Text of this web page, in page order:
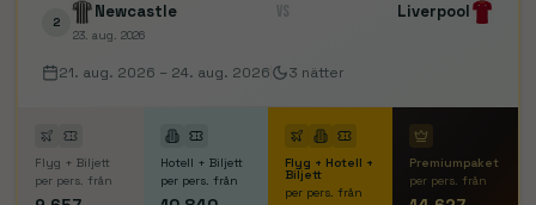
2
Newcastle VS Liverpool
23. aug. 2026
21. aug. 2026 – 24. aug. 2026 3 nätter
Flyg + Biljett
per pers. från
Hotell + Biljett
per pers. från
Flyg + Hotell +
Biljett
per pers. från
Premiumpaket
per pers. från